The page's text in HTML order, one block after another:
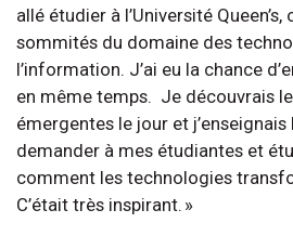
allé étudier à l’Université
sommités du domaine des
l’information. J’ai eu la chance
en même temps. Je découvrais
émergentes le jour et
demander à mes étudiantes et
comment les technologies
C’était très inspirant. »